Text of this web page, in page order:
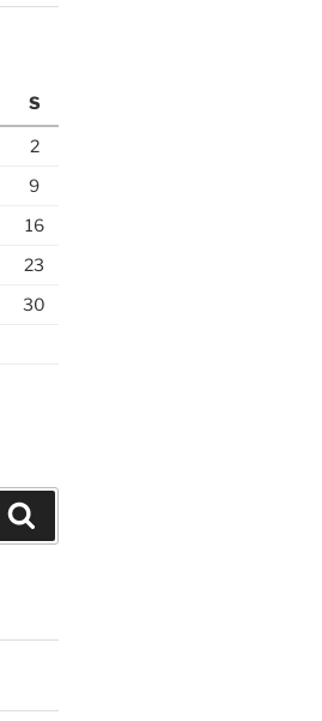
S
2
9
16
23
30